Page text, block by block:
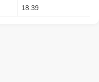
18:39